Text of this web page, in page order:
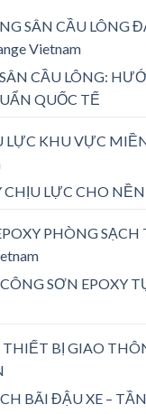
SÂN CẦU LÔNG
Vietnam
CẦU LÔNG:
QUỐC TẾ
LỰC KHU VỰC
CHỊU LỰC CHO
PHÒNG SẠCH
SƠN EPOXY
BỊ GIAO
BÃI ĐẬU XE –